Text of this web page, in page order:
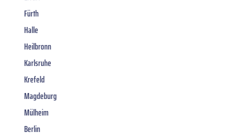
Fürth
Halle
Heilbronn
Karlsruhe
Krefeld
Magdeburg
Mülheim
Berlin